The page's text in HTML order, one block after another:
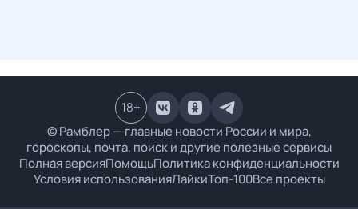
© Рамблер — главные новости России и мира,
гороскопы, почта, поиск и другие полезные сервисы
Полная версияПомощьПолитика конфиденциальности
Условия использованияЛайкиТоп-100Все проекты
18+